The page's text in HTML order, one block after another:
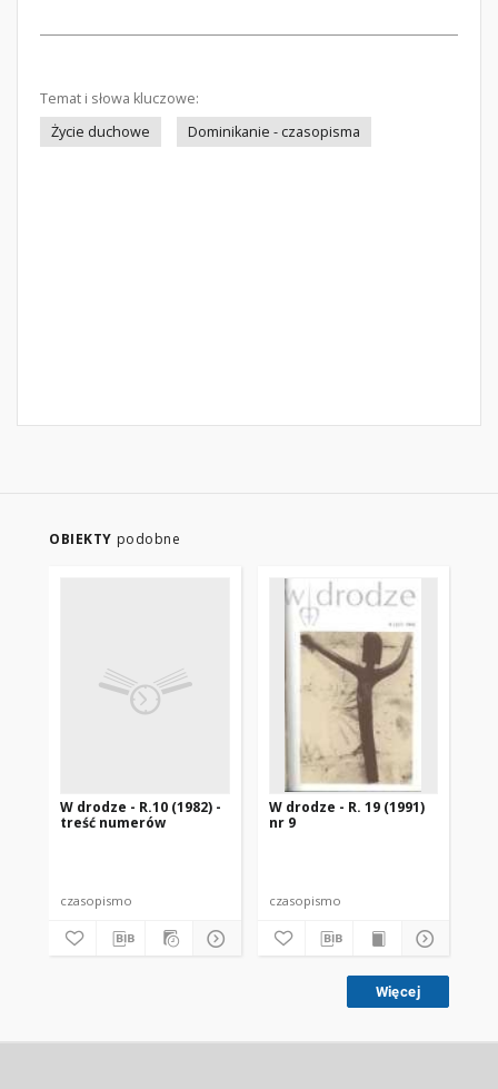
Temat i słowa kluczowe:
Życie duchowe
Dominikanie - czasopisma
OBIEKTY podobne
W drodze - R.10 (1982) -
treść numerów
czasopismo
W drodze - R. 19 (1991)
nr 9
czasopismo
Więcej